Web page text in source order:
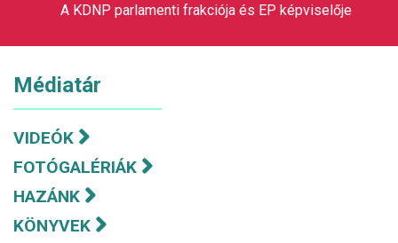
A KDNP parlamenti frakciója és EP képviselője
Médiatár
VIDEÓK
FOTÓGALÉRIÁK
HAZÁNK
KÖNYVEK